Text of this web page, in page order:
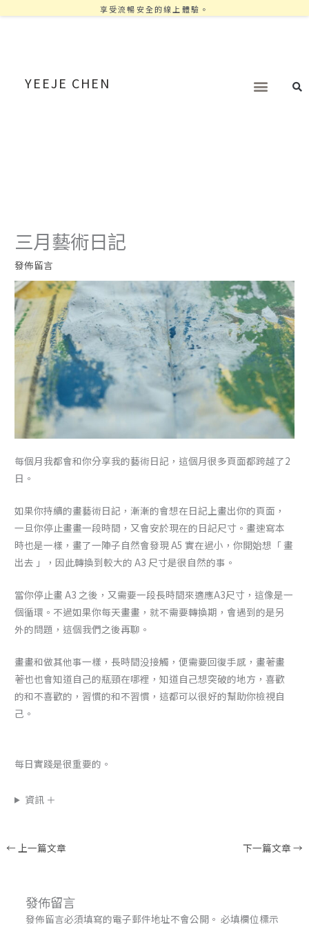
享受流暢安全的線上體驗。
YEEJE CHEN
三月藝術日記
發佈留言
每個月我都會和你分享我的藝術日記，這個月很多頁面都跨越了2
日。
如果你持續的畫藝術日記，漸漸的會想在日記上畫出你的頁面，
一旦你停止畫畫一段時間，又會安於現在的日記尺寸。畫速寫本
時也是一樣，畫了一陣子自然會發現 A5 實在過小，你開始想「 畫
出去 」，因此轉換到較大的 A3 尺寸是很自然的事。
當你停止畫 A3 之後，又需要一段長時間來適應A3尺寸，這像是一
個循環。不過如果你每天畫畫，就不需要轉換期，會遇到的是另
外的問題，這個我們之後再聊。
畫畫和做其他事一樣，長時間没接觸，便需要回復手感，畫著畫
著也也會知道自己的瓶頸在哪裡，知道自己想突破的地方，喜歡
的和不喜歡的，習慣的和不習慣，這都可以很好的幫助你檢視自
己。
每日實踐是很重要的。
資訊 ＋
← 上一篇文章 下一篇文章 →
發佈留言
發佈留言必須填寫的電子郵件地址不會公開。 必填欄位標示